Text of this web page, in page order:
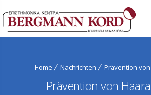
Home Nachrichten Prävention
Prävention von